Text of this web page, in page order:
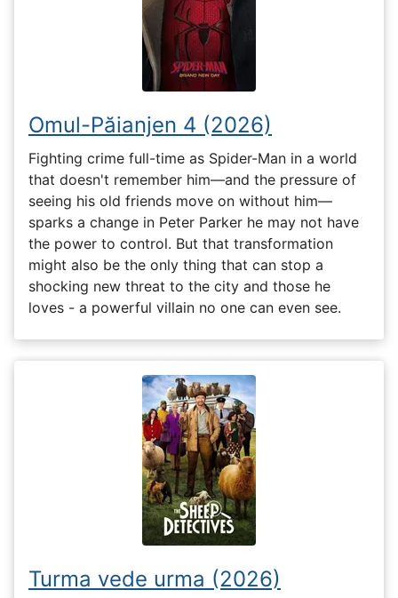
Omul-Păianjen 4 (2026)
Fighting crime full-time as Spider-Man in a world
that doesn't remember him—and the pressure of
seeing his old friends move on without him—
sparks a change in Peter Parker he may not have
the power to control. But that transformation
might also be the only thing that can stop a
shocking new threat to the city and those he
loves - a powerful villain no one can even see.
Turma vede urma (2026)